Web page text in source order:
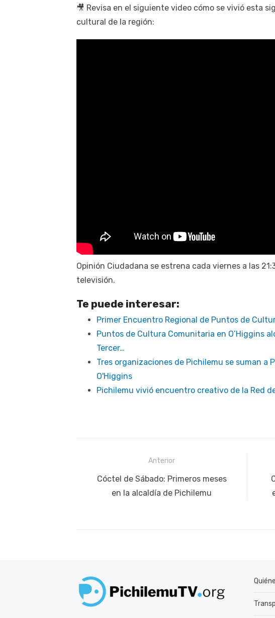
🎥 Revisa en el siguiente video cómo se vivió esta
cultural de la región:
Opinión Ciudadana se estrena cada viernes a las
televisión.
Te puede interesar:
Primer Encuentro Regional de Puntos de
Puntos de Cultura Comunitaria en O’Higgins
Tercer…
Tres organizaciones de Pichilemu se suman a
O'Higgins
Pichilemu vivió encuentro creativo de la Red
Navegación
entradas
Anterior
Publicación
anterior:
Cóctel de Sábado: Primeros meses
en la alcaldía de Pichilemu